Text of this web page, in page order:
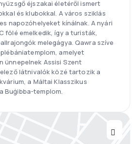
éjszakai életéről ismert
és klubokkal. A város sziklás
napozóhelyeket kínálnak. A nyári
fölé emelkedik, így a turisták,
melegágya. Qawra szíve
amelyet
ünnepelnek Assisi Szent
látnivalók közé tartozik a
a Máltai Klasszikus
Buġibba-templom.